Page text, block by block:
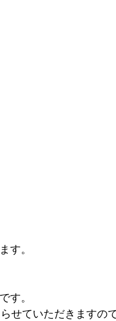
す。
す。
せていただきますの